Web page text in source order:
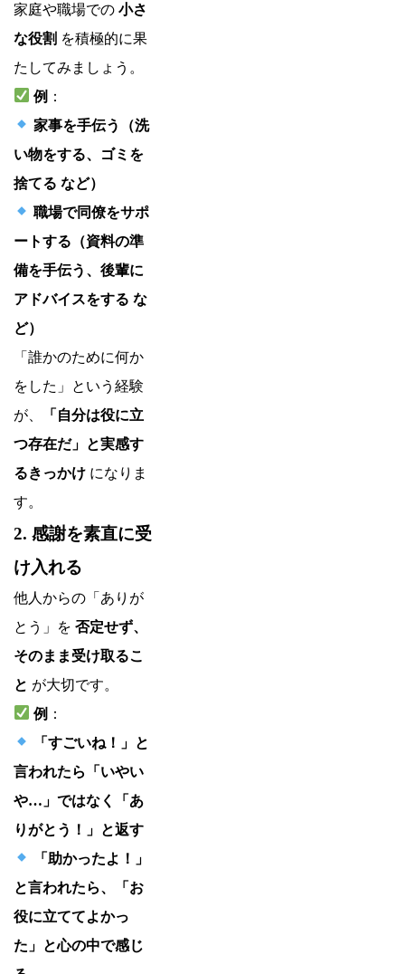
家庭や職場での 小さ
な役割 を積極的に果
たしてみましょう。
例 ：
家事を手伝う（洗
い物をする、ゴミを
捨てる など）
職場で同僚をサポ
ートする（資料の準
備を手伝う、後輩に
アドバイスをする な
ど）
「誰かのために何か
をした」という経験
が、
「自分は役に立
つ存在だ」と実感す
るきっかけ になりま
す。
2. 感謝を素直に受
け入れる
他人からの「ありが
とう」を 否定せず、
そのまま受け取るこ
と が大切です。
例 ：
「すごいね！」と
言われたら「いやい
や…」ではなく「あ
りがとう！」と返す
「助かったよ！」
と言われたら、「お
役に立ててよかっ
た」と心の中で感じ